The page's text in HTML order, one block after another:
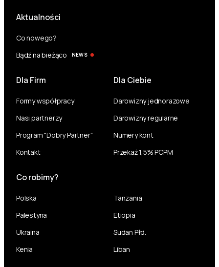
Aktualności
Co nowego?
Bądź na bieżąco
NEWS
Dla Firm
Formy współpracy
Nasi partnerzy
Program "Dobry Partner"
Kontakt
Dla Ciebie
Darowizny jednorazowe
Darowizny regularne
Numery kont
Przekaż 1,5% PCPM
Co robimy?
Polska
Palestyna
Ukraina
Kenia
Tanzania
Etiopia
Sudan Płd.
Liban